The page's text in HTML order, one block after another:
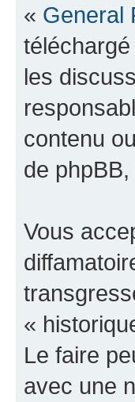
« General
les
contenu
de
Vous
«
Le faire
avec une